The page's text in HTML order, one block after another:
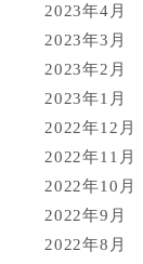
2023年4月
2023年3月
2023年2月
2023年1月
2022年12月
2022年11月
2022年10月
2022年9月
2022年8月